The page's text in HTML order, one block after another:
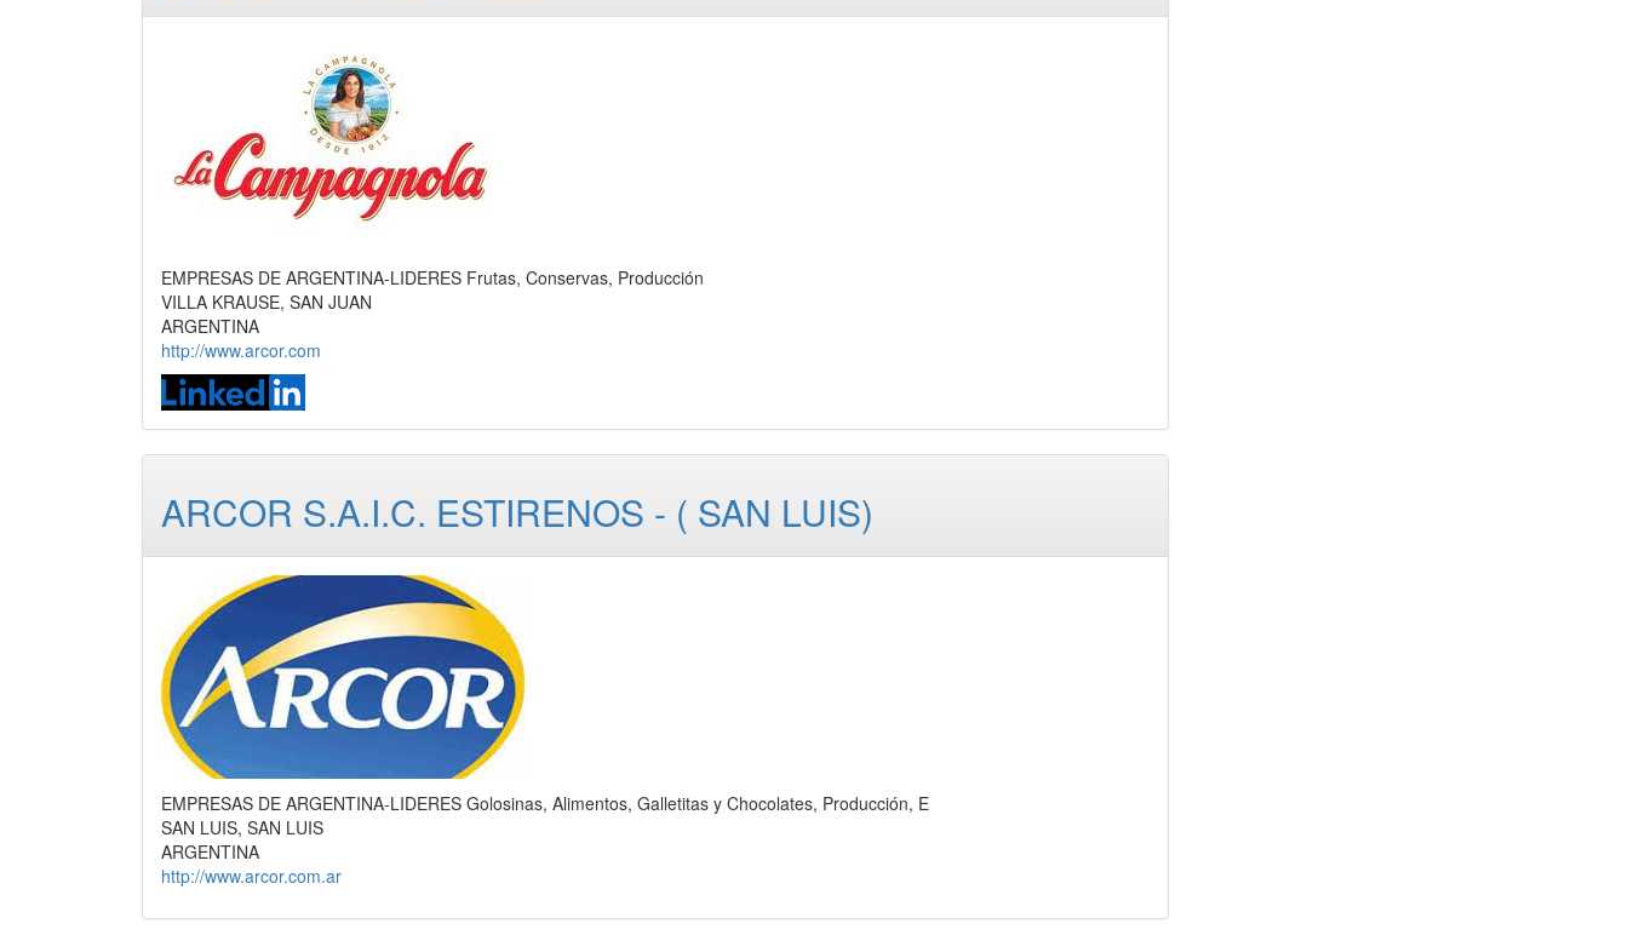
EMPRESAS DE ARGENTINA-LIDERES Frutas, Conservas, Producción
VILLA KRAUSE, SAN JUAN
ARGENTINA
http://www.arcor.com
ARCOR S.A.I.C. ESTIRENOS - ( SAN LUIS)
EMPRESAS DE ARGENTINA-LIDERES Golosinas, Alimentos, Galletitas y Chocolates, Producción, E
SAN LUIS, SAN LUIS
ARGENTINA
http://www.arcor.com.ar